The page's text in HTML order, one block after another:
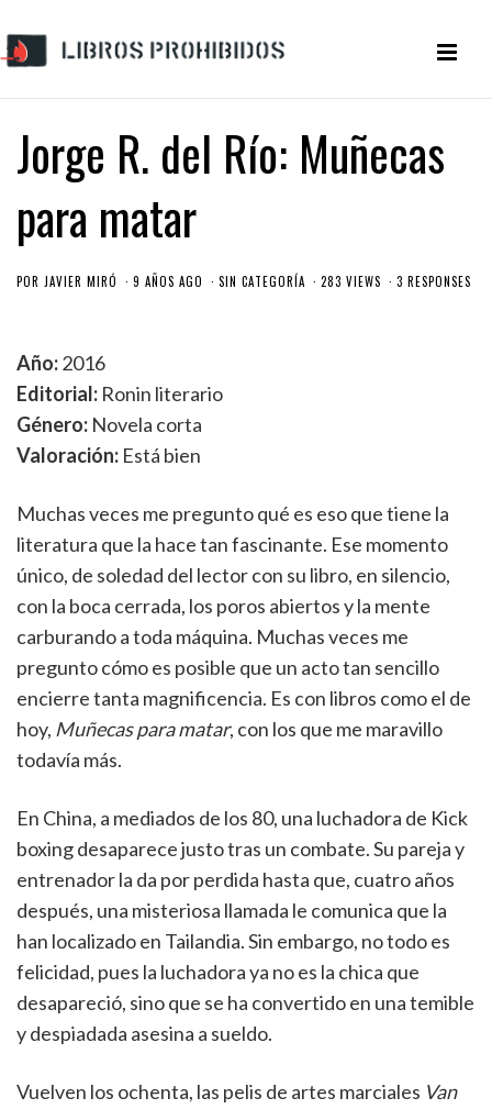
Jorge R. del Río: Muñecas
para matar
POR JAVIER MIRÓ 9 AÑOS AGO SIN CATEGORÍA 283 VIEWS 3 RESPONSES
Año:2016
Editorial: Ronin literario
Género: Novela corta
Valoración: Está bien
Muchas veces me pregunto qué es eso que tiene la
literatura que la hace tan fascinante. Ese momento
único, de soledad del lector con su libro, en silencio,
con la boca cerrada, los poros abiertos y la mente
carburando a toda máquina. Muchas veces me
pregunto cómo es posible que un acto tan sencillo
encierre tanta magnificencia. Es con libros como el de
hoy, Muñecas para matar, con los que me maravillo
todavía más.
En China, a mediados de los 80, una luchadora de Kick
boxing desaparece justo tras un combate. Su pareja y
entrenador la da por perdida hasta que, cuatro años
después, una misteriosa llamada le comunica que la
han localizado en Tailandia. Sin embargo, no todo es
felicidad, pues la luchadora ya no es la chica que
desapareció, sino que se ha convertido en una temible
y despiadada asesina a sueldo.
Vuelven los ochenta, las pelis de artes marciales Van